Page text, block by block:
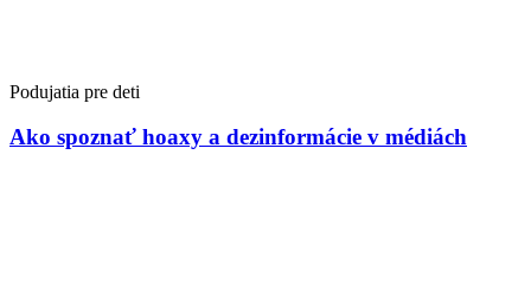
Podujatia pre deti
Ako spoznať hoaxy a dezinformácie v médiách